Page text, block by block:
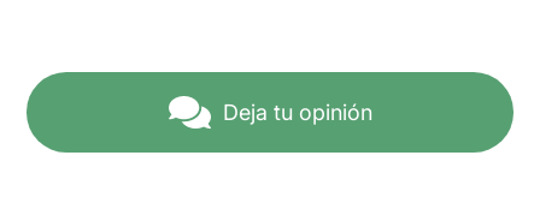
Deja tu opinión